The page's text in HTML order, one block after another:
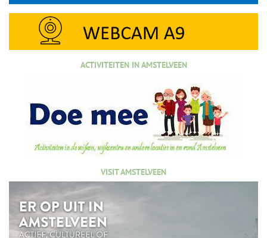
ACTIVITEITEN IN AMSTELVEEN
VISIT AMSTELVEEN